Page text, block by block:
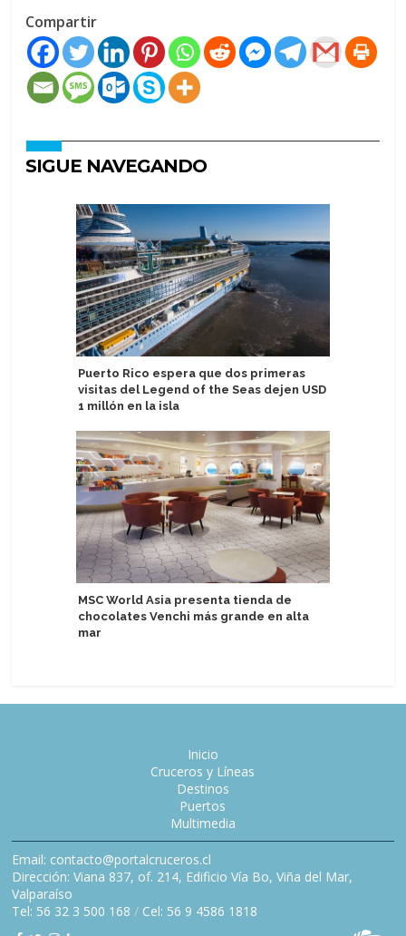
Compartir
SIGUE NAVEGANDO
Puerto Rico espera que dos primeras
visitas del Legend of the Seas dejen USD
1 millón en la isla
MSC World Asia presenta tienda de
chocolates Venchi más grande en alta
mar
Inicio
Cruceros y Líneas
Destinos
Puertos
Multimedia
Email: contacto@portalcruceros.cl
Dirección: Viana 837, of. 214, Edificio Vía Bo, Viña del Mar,
Valparaíso
Tel: 56 32 3 500 168 / Cel: 56 9 4586 1818